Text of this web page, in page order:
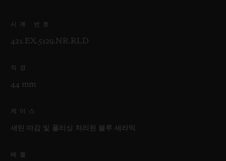
시계 번호
421.EX.5129.NR.RLD
직경
44 mm
케이스
새틴 마감 및 폴리싱 처리된 블루 세라믹
베젤